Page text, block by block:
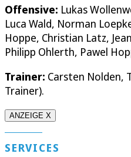
Offensive: Lukas
Luca Wald, Norman
Hoppe, Christian Latz,
Philipp Ohlerth, Pawel
Trainer: Carsten Nolden,
Trainer).
ANZEIGE X
SERVICES